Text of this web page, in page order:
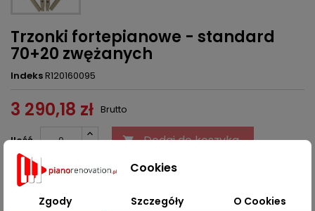
Trzonki fortepianowe - standard
70+20 zwężanych
IndeksR120160095
3 290,18 zł Brutto
Ilość  Dodaj do koszyka
Ostatnie sztuki w magazynie
Udostępnij
Cookies
Zgody Szczegóły O Cookies